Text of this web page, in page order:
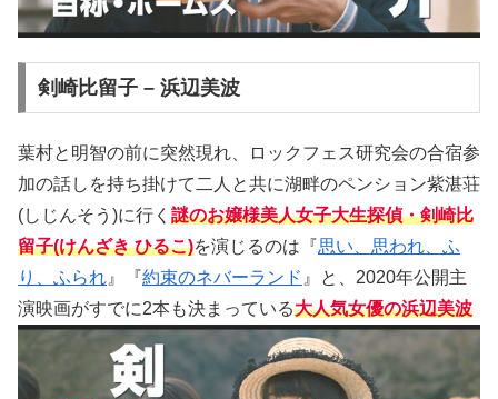
剣崎比留子 – 浜辺美波
葉村と明智の前に突然現れ、ロックフェス研究会の合宿参
加の話しを持ち掛けて二人と共に湖畔のペンション紫湛荘
(しじんそう)に行く 謎のお嬢様美人女子大生探偵・剣崎比
留子(けんざき ひるこ)を演じるのは『思い、思われ、ふ
り、ふられ 』『約束のネバーランド 』と、2020年公開主
演映画がすでに2本も決まっている大人気女優の浜辺美波